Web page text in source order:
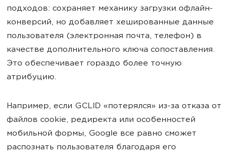
подходов: сохраняет механику загрузки офлайн-
конверсий, но добавляет хешированные данные
пользователя (электронная почта, телефон) в
качестве дополнительного ключа сопоставления.
Это обеспечивает гораздо более точную
атрибуцию.
Например, если GCLID «потерялся» из-за отказа от
файлов cookie, редиректа или особенностей
мобильной формы, Google все равно сможет
распознать пользователя благодаря его